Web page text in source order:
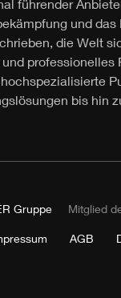
führender
und
die Welt
bis hin
Gruppe Mitglied
AGB